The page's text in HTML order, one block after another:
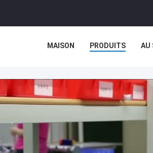
MAISON PRODUITS AU